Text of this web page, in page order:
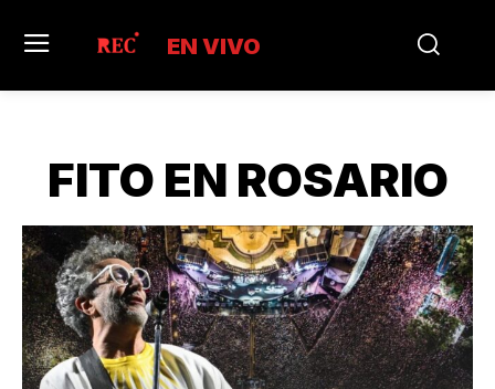
EN VIVO
FITO EN ROSARIO